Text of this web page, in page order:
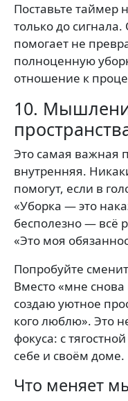
Поставьте таймер
только до
помогает не
полноценную
отношение к
10.
Это самая важная
внутренняя.
помогут, если в
«Уборка — это
бесполезно — всё
«Это моя
Попробуйте
Вместо «мне
создаю уютное
кого люблю». Это
фокуса: с
себе и своём доме.
Что меняет